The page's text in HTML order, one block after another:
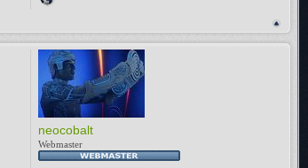
neocobalt
Webmaster